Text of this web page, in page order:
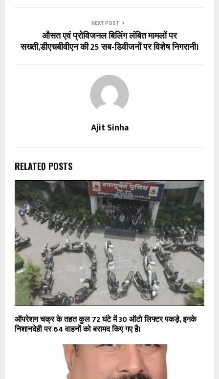
NEXT POST
औसत एवं प्रोविजनल बिलिंग लंबित मामलों पर
सख्ती,डीएचबीवीएन की 25 सब-डिवीजनों पर विशेष निगरानी।
Ajit Sinha
RELATED POSTS
ऑपरेशन चक्र के तहत कुल 72 घंटे में 30 ऑटो लिफ्टर पकड़े, इनके
निशानदेही पर 64 वाहनों को बरामद किए गए है।